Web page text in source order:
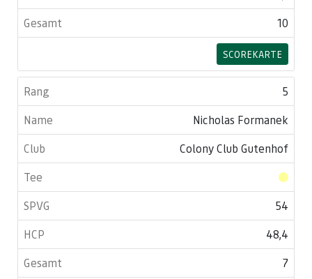
10
SCOREKARTE
5
Nicholas Formanek
Colony Club Gutenhof
54
48,4
7